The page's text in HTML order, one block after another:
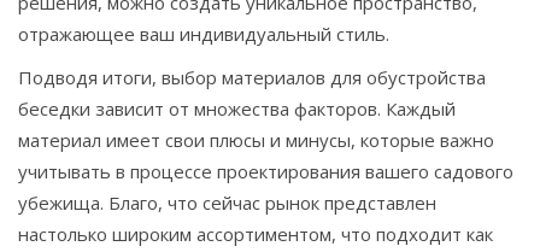
отражающее ваш индивидуальный стиль.
Подводя итоги, выбор материалов для обустройства
беседки зависит от множества факторов. Каждый
материал имеет свои плюсы и минусы, которые важно
учитывать в процессе проектирования вашего садового
убежища. Благо, что сейчас рынок представлен
настолько широким ассортиментом, что подходит как